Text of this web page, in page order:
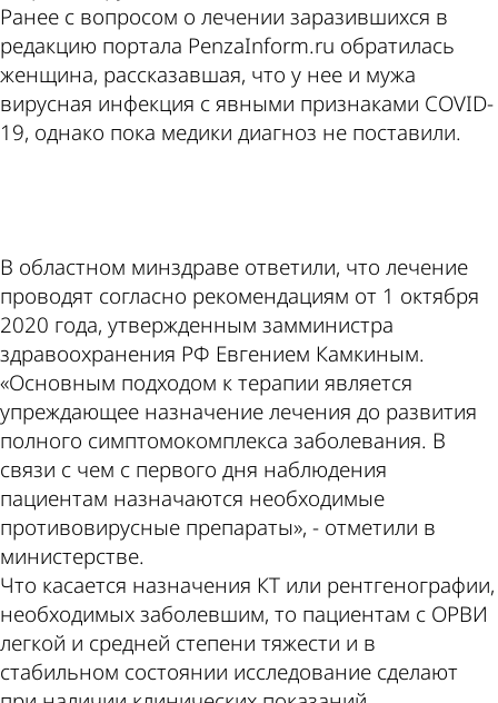
Ранее с вопросом о лечении заразившихся в
редакцию портала PenzaInform.ru обратилась
женщина, рассказавшая, что у нее и мужа
вирусная инфекция с явными признаками COVID-
19, однако пока медики диагноз не поставили.
В областном минздраве ответили, что лечение
проводят согласно рекомендациям от 1 октября
2020 года, утвержденным замминистра
здравоохранения РФ Евгением Камкиным.
«Основным подходом к терапии является
упреждающее назначение лечения до развития
полного симптомокомплекса заболевания. В
связи с чем с первого дня наблюдения
пациентам назначаются необходимые
противовирусные препараты», - отметили в
министерстве.
Что касается назначения КТ или рентгенографии,
необходимых заболевшим, то пациентам с ОРВИ
легкой и средней степени тяжести и в
стабильном состоянии исследование сделают